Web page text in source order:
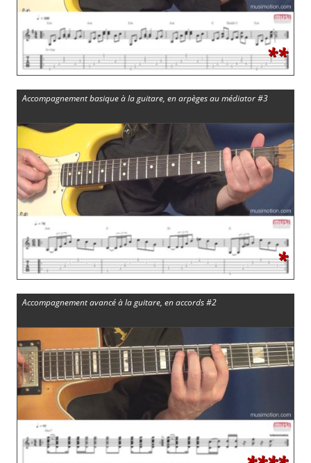
**
Accompagnement basique à la guitare, en arpèges au médiator #3
*
Accompagnement avancé à la guitare, en accords #2